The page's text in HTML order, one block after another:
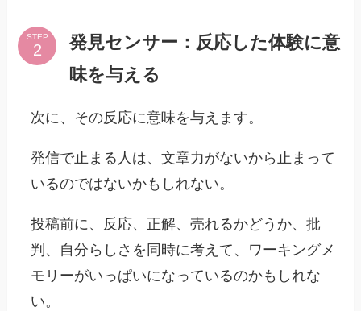
STEP
発見センサー：反応した体験に意
味を与える
次に、その反応に意味を与えます。
発信で止まる人は、文章力がないから止まって
いるのではないかもしれない。
投稿前に、反応、正解、売れるかどうか、批
判、自分らしさを同時に考えて、ワーキングメ
モリーがいっぱいになっているのかもしれな
い。